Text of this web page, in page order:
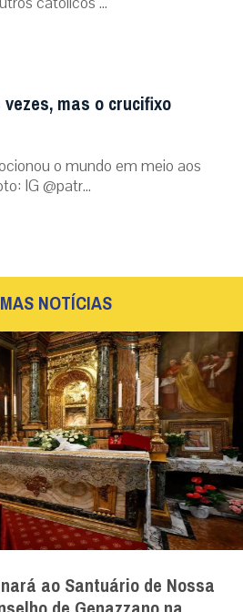
mas o crucifixo
o mundo em meio aos
IG @patr...
NOTÍCIAS
ao Santuário de Nossa